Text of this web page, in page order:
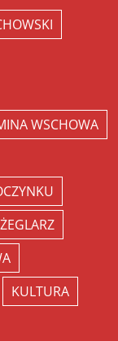
WSCHOWA
KULTURA